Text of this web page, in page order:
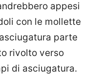
appesi
con le mollette
parte
rivolto verso
di asciugatura.